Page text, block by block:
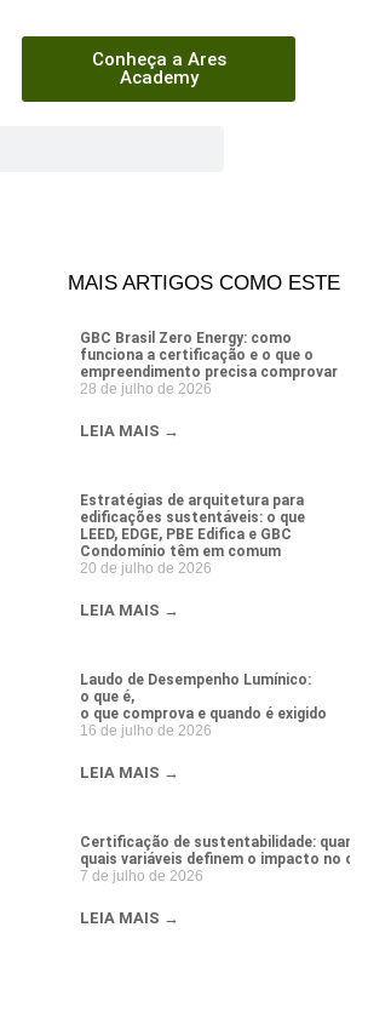
Conheça a Ares
Academy
MAIS ARTIGOS COMO ESTE
GBC Brasil Zero Energy: como
funciona a certificação e o que o
empreendimento precisa comprovar
28 de julho de 2026
LEIA MAIS →
Estratégias de arquitetura para
edificações sustentáveis: o que
LEED, EDGE, PBE Edifica e GBC
Condomínio têm em comum
20 de julho de 2026
LEIA MAIS →
Laudo de Desempenho Lumínico:
o que é,
o que comprova e quando é exigido
16 de julho de 2026
LEIA MAIS →
Certificação de sustentabilidade: quanto
quais variáveis definem o impacto no
7 de julho de 2026
LEIA MAIS →